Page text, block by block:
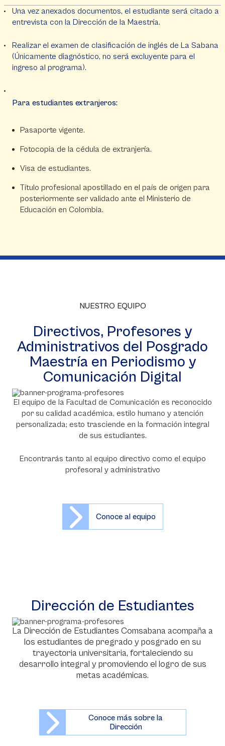
Una vez anexados documentos, el estudiante será citado a
entrevista con la Dirección de la Maestría.
Realizar el examen de clasificación de inglés de La Sabana
(Únicamente diagnóstico, no será excluyente para el
ingreso al programa).
Para estudiantes extranjeros:
Pasaporte vigente.
Fotocopia de la cédula de extranjería.
Visa de estudiantes.
Título profesional apostillado en el país de origen para
posteriormente ser validado ante el Ministerio de
Educación en Colombia.
NUESTRO EQUIPO
Directivos, Profesores y
Administrativos del Posgrado
Maestría en Periodismo y
Comunicación Digital
El equipo de la Facultad de Comunicación es reconocido
por su calidad académica, estilo humano y atención
personalizada; esto trasciende en la formación integral
de sus estudiantes.
Encontrarás tanto al equipo directivo como el equipo
profesoral y administrativo
Conoce al equipo
Dirección de Estudiantes
La Dirección de Estudiantes Comsabana acompaña a
los estudiantes de pregrado y posgrado en su
trayectoria universitaria, fortaleciendo su
desarrollo integral y promoviendo el logro de sus
metas académicas.
Conoce más sobre la
Dirección